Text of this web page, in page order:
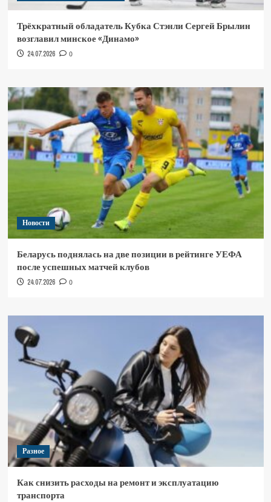
Трёхкратный обладатель Кубка Стэнли Сергей Брылин
возглавил минское «Динамо»
24.07.2026 0
Новости
Беларусь поднялась на две позиции в рейтинге УЕФА
после успешных матчей клубов
24.07.2026 0
Разное
Как снизить расходы на ремонт и эксплуатацию
транспорта